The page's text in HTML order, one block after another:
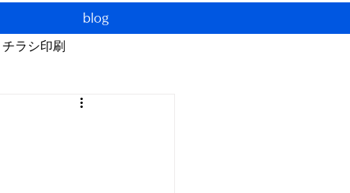
blog
チラシ印刷
インボイス